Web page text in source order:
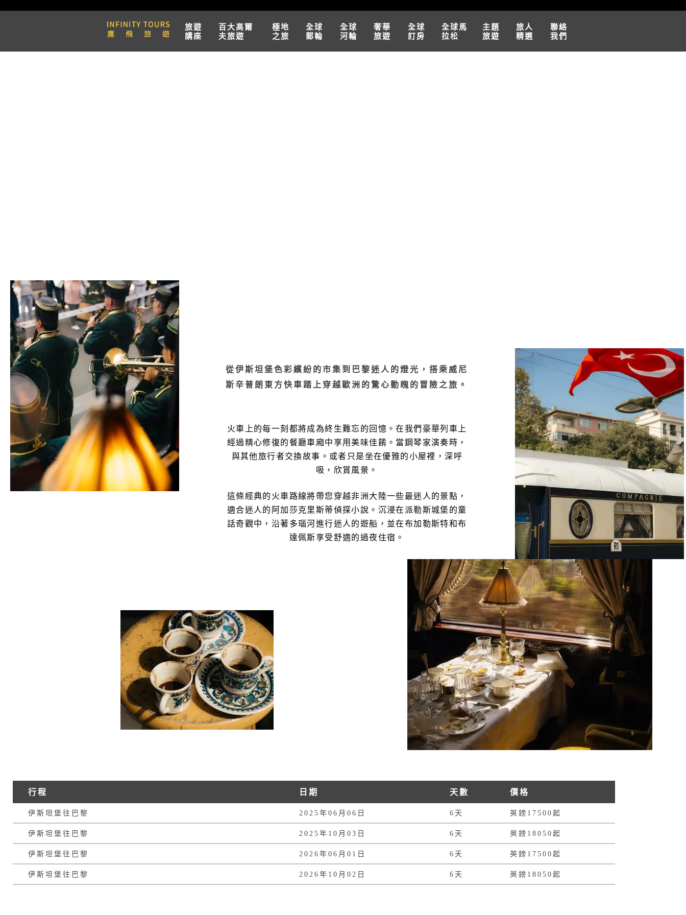
旅遊
講座
百大高爾
夫旅遊
極地
之旅
全球
郵輪
全球
河輪
奢華
旅遊
全球
訂房
全球馬
拉松
主題
旅遊
旅人
精選
聯絡
我們
從伊斯坦堡色彩繽紛的市集到巴黎迷人的燈光，搭乘威尼
斯辛普朗東方快車踏上穿越歐洲的驚心動魄的冒險之旅。
火車上的每一刻都將成為終生難忘的回憶。在我們豪華列車上
經過精心修復的餐廳車廂中享用美味佳餚。當鋼琴家演奏時，
與其他旅行者交換故事。或者只是坐在優雅的小屋裡，深呼
吸，欣賞風景。
這條經典的火車路線將帶您穿越非洲大陸一些最迷人的景點，
適合迷人的阿加莎克里斯蒂偵探小說。沉浸在派勒斯城堡的童
話奇觀中，沿著多瑙河進行迷人的遊船，並在布加勒斯特和布
達佩斯享受舒適的過夜住宿。
行程 日期 天數 價格
伊斯坦堡往巴黎 2025年06月06日 6天 英鎊17500起
伊斯坦堡往巴黎 2025年10月03日 6天 英鎊18050起
伊斯坦堡往巴黎 2026年06月01日 6天 英鎊17500起
伊斯坦堡往巴黎 2026年10月02日 6天 英鎊18050起